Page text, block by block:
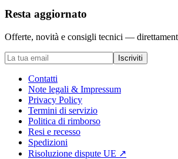
Resta aggiornato
Offerte, novità e consigli tecnici —
Iscriviti
Contatti
Note legali & Impressum
Privacy Policy
Termini di servizio
Politica di rimborso
Resi e recesso
Spedizioni
Risoluzione dispute UE ↗